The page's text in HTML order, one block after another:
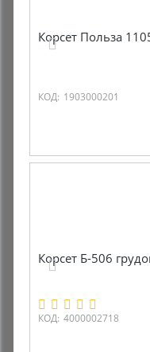
Корсет Польза
КОД: 1903000201
Корсет Б-506
КОД: 4000002718